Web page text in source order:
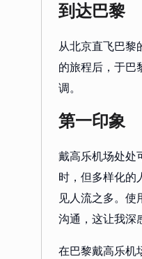
到达巴黎
从北京直飞巴黎
的旅程后，于巴
调。
第一印象
戴高乐机场处处
时，但多样化的
见人流之多。
沟通，这让我深
在巴黎戴高乐机